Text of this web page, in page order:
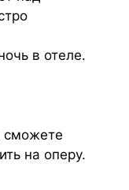
в отеле.
сможете
на оперу.